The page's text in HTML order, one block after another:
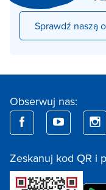
Sprawdź naszą
Obserwuj nas:
Zeskanuj kod QR i